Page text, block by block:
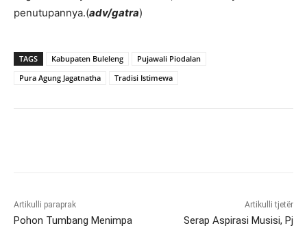
penutupannya.(adv/gatra)
TAGS Kabupaten Buleleng
Pujawali Piodalan
Pura Agung Jagatnatha
Tradisi Istimewa
Artikulli paraprak
Pohon Tumbang Menimpa
Artikulli tjetër
Serap Aspirasi Musisi, Pj